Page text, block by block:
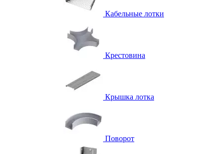
Кабельные лотки
Крестовина
Крышка лотка
Поворот